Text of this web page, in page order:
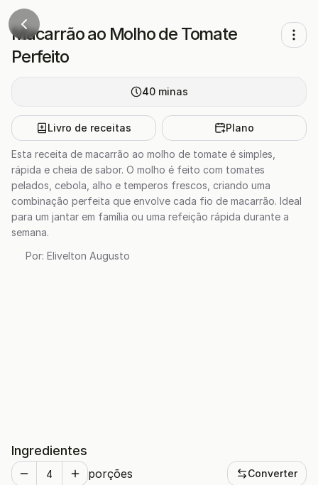
Macarrão ao Molho de Tomate
Perfeito
40 minas
Livro de receitas Plano
Esta receita de macarrão ao molho de tomate é simples,
rápida e cheia de sabor. O molho é feito com tomates
pelados, cebola, alho e temperos frescos, criando uma
combinação perfeita que envolve cada fio de macarrão. Ideal
para um jantar em família ou uma refeição rápida durante a
semana.
Por: Elivelton Augusto
Ingredientes
porções Converter